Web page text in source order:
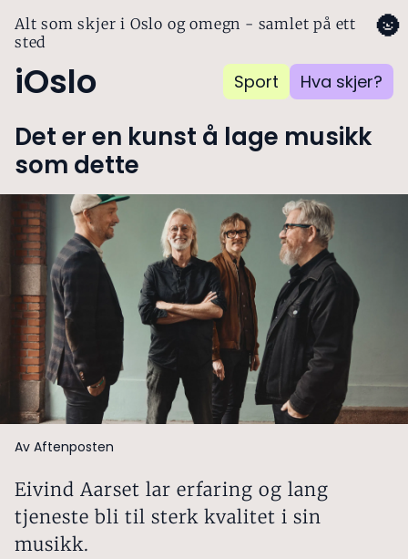
Alt som skjer i Oslo og omegn - samlet på ett
sted
iOslo Sport Hva skjer?
🌚
Det er en kunst å lage musikk
som dette
Av Aftenposten
Eivind Aarset lar erfaring og lang
tjeneste bli til sterk kvalitet i sin
musikk.